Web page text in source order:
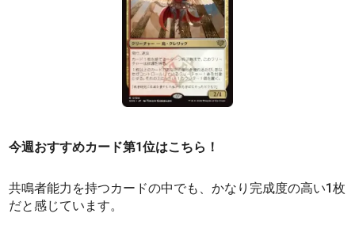
今週おすすめカード第1位はこちら！
共鳴者能力を持つカードの中でも、かなり完成度の高い1枚
だと感じています。